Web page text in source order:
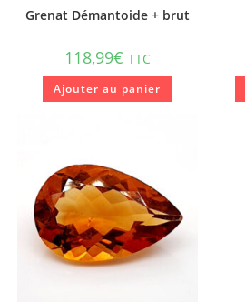
Grenat Démantoide + brut
118,99€ TTC
Ajouter au panier